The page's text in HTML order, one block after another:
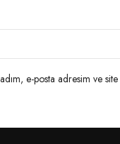
e-posta adresim ve